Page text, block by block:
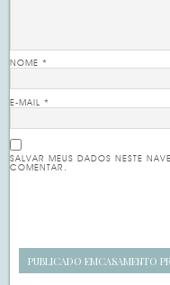
NOME*
E-MAIL*
SALVAR MEUS DADOS NESTE
COMENTAR.
PUBLICADO EMCASAMENTO